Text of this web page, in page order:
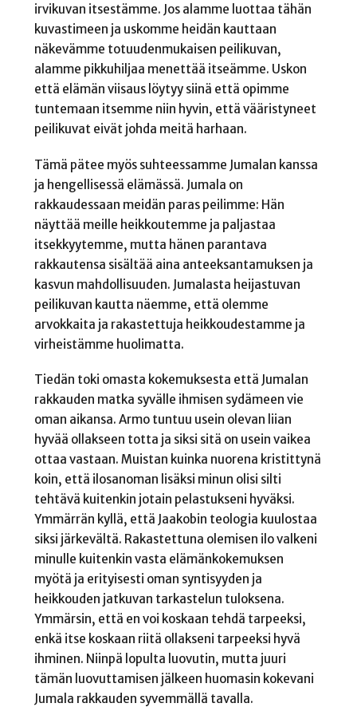
irvikuvan itsestämme. Jos alamme luottaa tähän
kuvastimeen ja uskomme heidän kauttaan
näkevämme totuudenmukaisen peilikuvan,
alamme pikkuhiljaa menettää itseämme. Uskon
että elämän viisaus löytyy siinä että opimme
tuntemaan itsemme niin hyvin, että vääristyneet
peilikuvat eivät johda meitä harhaan.
Tämä pätee myös suhteessamme Jumalan kanssa
ja hengellisessä elämässä. Jumala on
rakkaudessaan meidän paras peilimme: Hän
näyttää meille heikkoutemme ja paljastaa
itsekkyytemme, mutta hänen parantava
rakkautensa sisältää aina anteeksantamuksen ja
kasvun mahdollisuuden. Jumalasta heijastuvan
peilikuvan kautta näemme, että olemme
arvokkaita ja rakastettuja heikkoudestamme ja
virheistämme huolimatta.
Tiedän toki omasta kokemuksesta että Jumalan
rakkauden matka syvälle ihmisen sydämeen vie
oman aikansa. Armo tuntuu usein olevan liian
hyvää ollakseen totta ja siksi sitä on usein vaikea
ottaa vastaan. Muistan kuinka nuorena kristittynä
koin, että ilosanoman lisäksi minun olisi silti
tehtävä kuitenkin jotain pelastukseni hyväksi.
Ymmärrän kyllä, että Jaakobin teologia kuulostaa
siksi järkevältä. Rakastettuna olemisen ilo valkeni
minulle kuitenkin vasta elämänkokemuksen
myötä ja erityisesti oman syntisyyden ja
heikkouden jatkuvan tarkastelun tuloksena.
Ymmärsin, että en voi koskaan tehdä tarpeeksi,
enkä itse koskaan riitä ollakseni tarpeeksi hyvä
ihminen. Niinpä lopulta luovutin, mutta juuri
tämän luovuttamisen jälkeen huomasin kokevani
Jumala rakkauden syvemmällä tavalla.